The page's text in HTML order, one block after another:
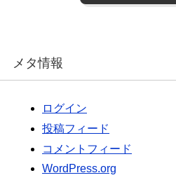
メタ情報
ログイン
投稿フィード
コメントフィード
WordPress.org